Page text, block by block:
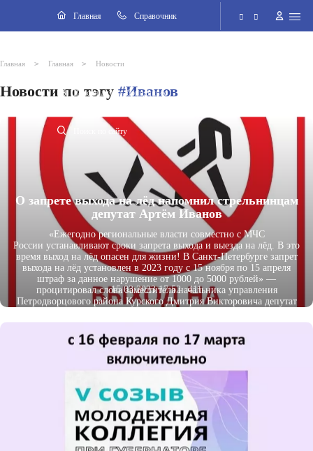
Главная Cправочник
Версия для слабовидящих
Поиск по сайту
Главная > Главная > Новости
Новости по тэгу #Иванов
О запрете выхода на лёд напомнил стрельнинцам
депутат Артём Иванов
«Ежегодно региональные власти совместно сМЧС
России устанавливают сроки запрета выхода и выезда на лёд. В это
время выход на лёд опасен для жизни! В Санкт-Петербурге запрет
выхода на лёд установлен в 2023 году с 15 ноября по 15 апреля
штраф за данное нарушение от 1000 до 5000 рублей» —
процитировал слова заместителя начальника управления
Петродворцового района Курского Дмитрия Викторовича депутат
15.03.2023 17:52 411